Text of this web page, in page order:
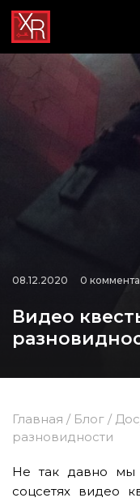
08.12.2020 0
Видео
Главная / Блог /
разновидности
Не так давно мы
соцсетях видео